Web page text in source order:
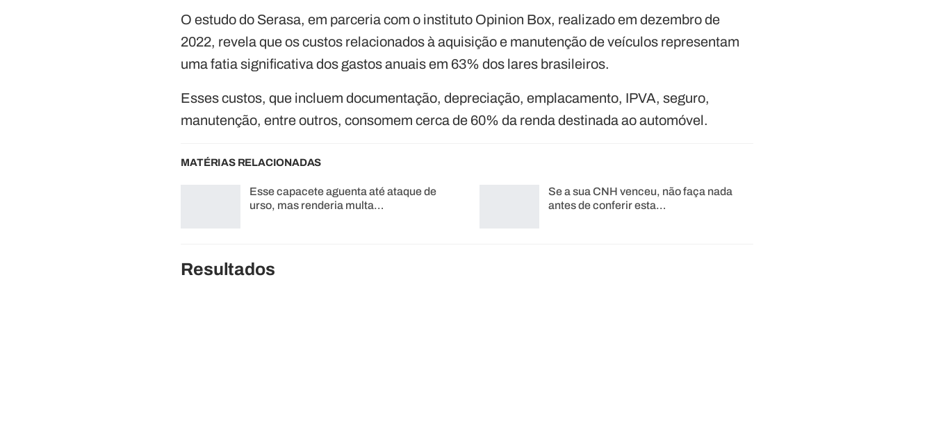
O estudo do Serasa, em parceria com o instituto Opinion Box, realizado em dezembro de
2022, revela que os custos relacionados à aquisição e manutenção de veículos representam
uma fatia significativa dos gastos anuais em 63% dos lares brasileiros.
Esses custos, que incluem documentação, depreciação, emplacamento, IPVA, seguro,
manutenção, entre outros, consomem cerca de 60% da renda destinada ao automóvel.
MATÉRIAS RELACIONADAS
Esse capacete aguenta até ataque de
urso, mas renderia multa…
Se a sua CNH venceu, não faça nada
antes de conferir esta…
Resultados